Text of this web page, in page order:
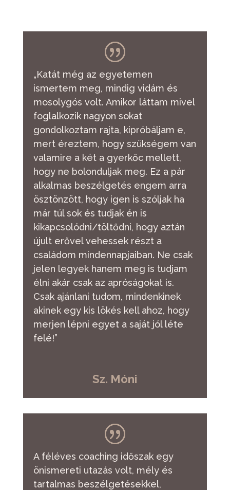
„Katát még az egyetemen
ismertem meg, mindig vidám és
mosolygós volt. Amikor láttam mivel
foglalkozik nagyon sokat
gondolkoztam rajta, kipróbáljam e,
mert éreztem, hogy szükségem van
valamire a két a gyerkőc mellett,
hogy ne bolonduljak meg. Ez a pár
alkalmas beszélgetés engem arra
ösztönzött, hogy igen is szóljak ha
már túl sok és tudjak én is
kikapcsolódni/töltődni, hogy aztán
újult erővel vehessek részt a
családom mindennapjaiban. Ne csak
jelen legyek hanem meg is tudjam
élni akár csak az apróságokat is.
Csak ajánlani tudom, mindenkinek
akinek egy kis lökés kell ahoz, hogy
merjen lépni egyet a saját jól léte
felé!”
Sz. Móni
A féléves coaching időszak egy
önismereti utazás volt, mély és
tartalmas beszélgetésekkel,